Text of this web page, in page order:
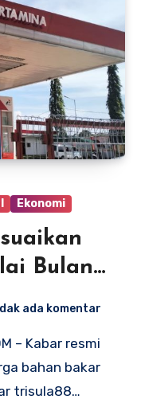
Ekonomi
Bulan
ke
ada komentar
bahan bakar
trisula88…